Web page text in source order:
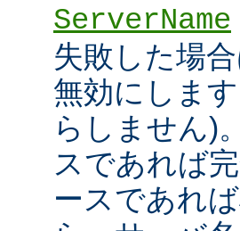
ServerName
失敗した場
無効にしま
らしません)
スであれば
ースであれ